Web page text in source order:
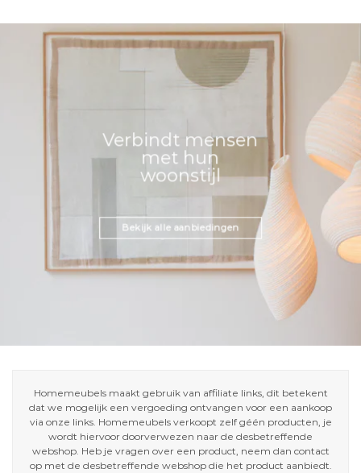
Verbindt mensen
met hun
woonstijl
Bekijk alle aanbiedingen
Homemeubels maakt gebruik van affiliate links, dit betekent
dat we mogelijk een vergoeding ontvangen voor een aankoop
via onze links. Homemeubels verkoopt zelf géén producten, je
wordt hiervoor doorverwezen naar de desbetreffende
webshop. Heb je vragen over een product, neem dan contact
op met de desbetreffende webshop die het product aanbiedt.